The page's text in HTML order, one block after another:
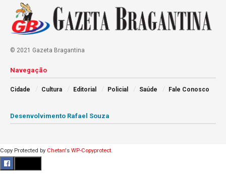
© 2021 Gazeta Bragantina
Navegação
Cidade Cultura Editorial Policial Saúde Fale Conosco
Desenvolvimento Rafael Souza
Copy Protected by Chetan's WP-Copyprotect.